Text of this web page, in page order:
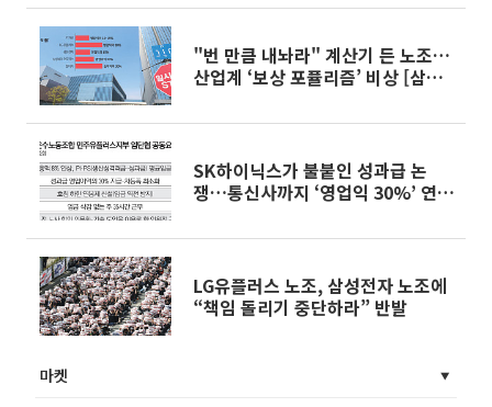
"번 만큼 내놔라" 계산기 든 노조…
산업계 ‘보상 포퓰리즘’ 비상 [삼성
SK하이닉스가 불붙인 성과급 논
쟁…통신사까지 ‘영업익 30%’ 연동
LG유플러스 노조, 삼성전자 노조에
“책임 돌리기 중단하라” 반발
마켓